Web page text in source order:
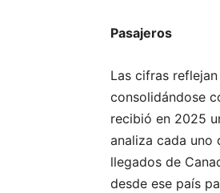
Pasajeros
Las cifras
consolidándose
recibió en 2025
analiza cada uno
llegados de
desde ese país